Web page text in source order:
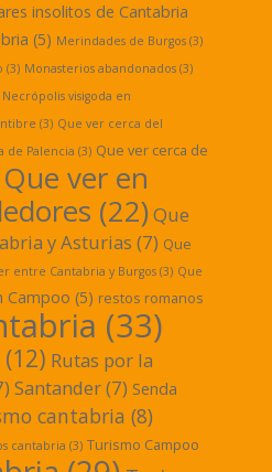
insolitos de Cantabria
(5) Merindades de Burgos (3)
(3) Monasterios abandonados (3)
Necrópolis visigoda en
(3) Que ver cerca del
de Palencia (3) Que ver cerca de
Que ver en
(22) Que
y Asturias (7) Que
entre Cantabria y Burgos (3) Que
Campoo (5) restos romanos
(33)
(12) Rutas por la
Santander(7) Senda
cantabria (8)
cantabria (3) Turismo Campoo